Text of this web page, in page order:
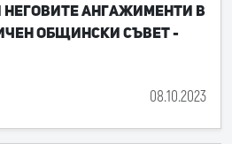
неговите ангажименти в
общински съвет -
08.10.2023